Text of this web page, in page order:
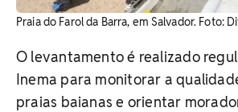
Praia do Farol da Barra, em Salvador. Foto:
O levantamento é realizado
Inema para monitorar a
praias baianas e orientar